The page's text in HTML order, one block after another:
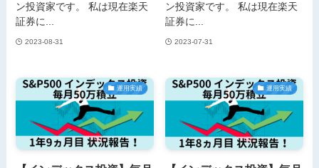
ン投資家です。 私は現在楽天
証券に...
2023-08-31
ン投資家です。 私は現在楽天
証券に...
2023-07-31
運用実績 運用実績